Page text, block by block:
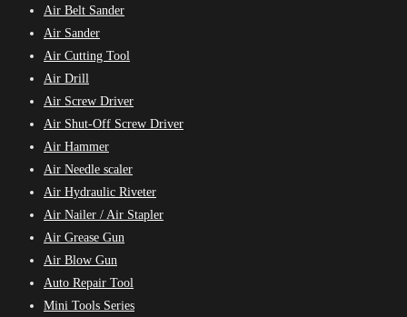
Air Belt Sander
Air Sander
Air Cutting Tool
Air Drill
Air Screw Driver
Air Shut-Off Screw Driver
Air Hammer
Air Needle scaler
Air Hydraulic Riveter
Air Nailer / Air Stapler
Air Grease Gun
Air Blow Gun
Auto Repair Tool
Mini Tools Series